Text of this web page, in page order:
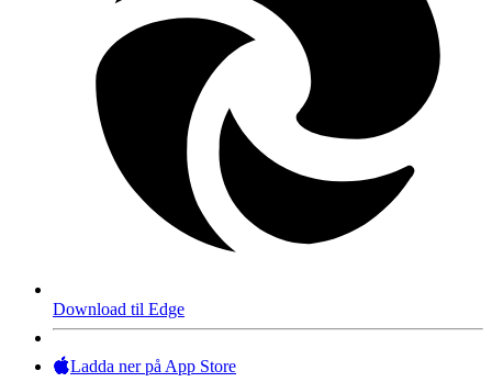
Download til Edge
Ladda ner på App Store